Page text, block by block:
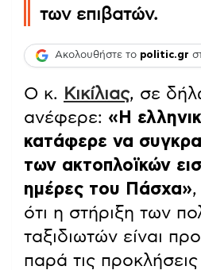
των επιβατών.
Ακολουθήστε το politic.gr
Ο κ. Κικίλιας, σε
ανέφερε: «Η
κατάφερε να
των ακτοπλοϊκών
ημέρες του Πάσχα»,
ότι η στήριξη των
ταξιδιωτών είναι
παρά τις